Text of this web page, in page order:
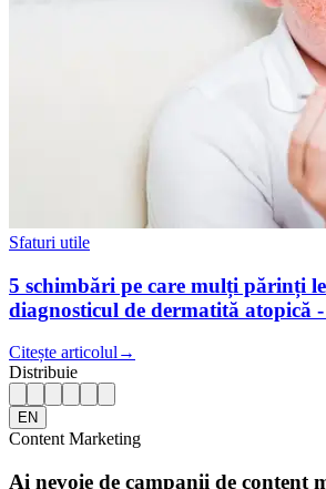
Sfaturi utile
5 schimbări pe care mulți părinți
diagnosticul de dermatită atopică
Citește articolul →
Distribuie
EN
Content Marketing
Ai nevoie de campanii de content